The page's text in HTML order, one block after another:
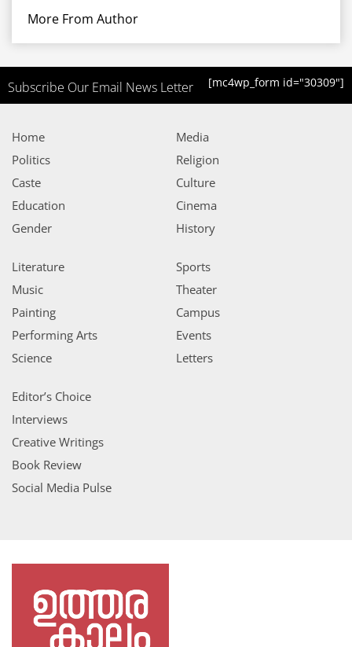
More From Author
Subscribe Our Email News Letter [mc4wp_form id="30309"]
Home
Politics
Caste
Education
Gender
Media
Religion
Culture
Cinema
History
Literature
Music
Painting
Performing Arts
Science
Sports
Theater
Campus
Events
Letters
Editor’s Choice
Interviews
Creative Writings
Book Review
Social Media Pulse